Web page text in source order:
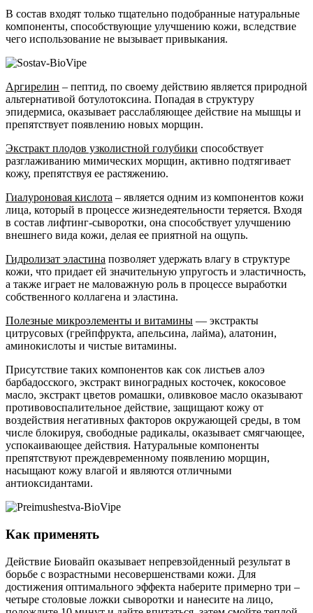
В состав входят только тщательно подобранные натуральные
компоненты, способствующие улучшению кожи, вследствие
чего использование не вызывает привыкания.
Аргирелин – пептид, по своему действию является природной
альтернативой ботулотоксина. Попадая в структуру
эпидермиса, оказывает расслабляющее действие на мышцы и
препятствует появлению новых морщин.
Экстракт плодов узколистной голубики способствует
разглаживанию мимических морщин, активно подтягивает
кожу, препятствуя ее растяжению.
Гиалуроновая кислота – является одним из компонентов кожи
лица, который в процессе жизнедеятельности теряется. Входя
в состав лифтинг-сыворотки, она способствует улучшению
внешнего вида кожи, делая ее приятной на ощупь.
Гидролизат эластина позволяет удержать влагу в структуре
кожи, что придает ей значительную упругость и эластичность,
а также играет не маловажную роль в процессе выработки
собственного коллагена и эластина.
Полезные микроэлементы и витамины — экстракты
цитрусовых (грейпфрукта, апельсина, лайма), алатонин,
аминокислоты и чистые витамины.
Присутствие таких компонентов как сок листьев алоэ
барбадосского, экстракт виноградных косточек, кокосовое
масло, экстракт цветов ромашки, оливковое масло оказывают
противовоспалительное действие, защищают кожу от
воздействия негативных факторов окружающей среды, в том
числе блокируя, свободные радикалы, оказывает смягчающее,
успокаивающее действия. Натуральные компоненты
препятствуют преждевременному появлению морщин,
насыщают кожу влагой и являются отличными
антиоксидантами.
Как применять
Действие Биовайп оказывает непревзойденный результат в
борьбе с возрастными несовершенствами кожи. Для
достижения оптимального эффекта наберите примерно три –
четыре столовые ложки сыворотки и нанесите на лицо,